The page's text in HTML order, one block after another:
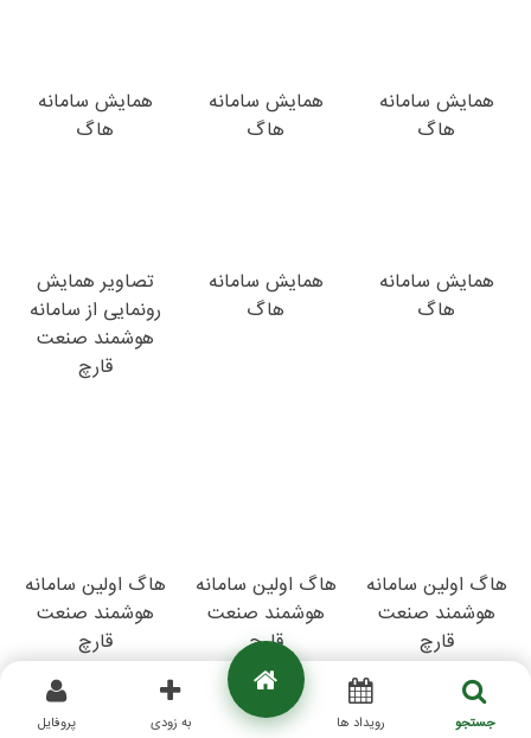
همایش سامانه
هاگ
همایش سامانه
هاگ
همایش سامانه
هاگ
همایش سامانه
هاگ
همایش سامانه
هاگ
تصاویر همایش
رونمایی از سامانه
هوشمند صنعت
قارچ
هاگ اولین سامانه
هوشمند صنعت
قارچ
هاگ اولین سامانه
هوشمند صنعت
قارچ
هاگ اولین سامانه
هوشمند صنعت
قارچ
جستجو رویداد ها به زودی پروفایل